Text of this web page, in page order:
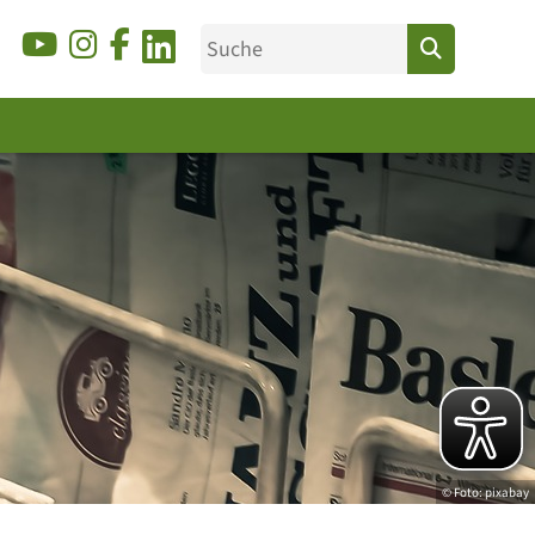
© Foto: pixabay